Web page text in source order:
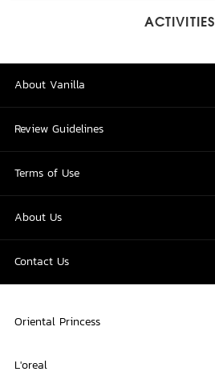
ACTIVITIES
About Vanilla
Review Guidelines
Terms of Use
About Us
Contact Us
Oriental Princess
L'oreal